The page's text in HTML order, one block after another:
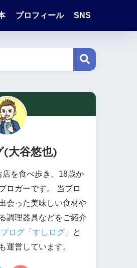
プロフィール SNS
(大谷悠也)
を食べ歩き、18歳か
ロガーです。 当ブロ
会った美味しい食材や
調理器具などをご紹介
ログ「すしログ」
と
も運営しています。